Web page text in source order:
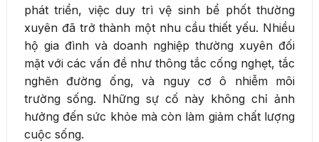
phát triển, việc duy trì vệ sinh bể phốt thường
xuyên đã trở thành một nhu cầu thiết yếu. Nhiều
hộ gia đình và doanh nghiệp thường xuyên đối
mặt với các vấn đề như thông tắc cống nghẹt, tắc
nghẽn đường ống, và nguy cơ ô nhiễm môi
trường sống. Những sự cố này không chỉ ảnh
hưởng đến sức khỏe mà còn làm giảm chất lượng
cuộc sống.